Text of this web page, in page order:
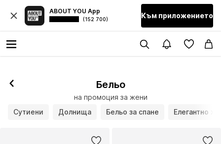
ABOUT YOU App
(152 700) Към приложението
Бельо
на промоция за жени
Сутиени
Долнища Бельо за спане Елегантно